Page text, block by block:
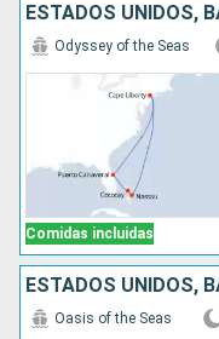
ESTADOS UNIDOS,
Comidas incluidas
Odyssey of the Seas
ESTADOS UNIDOS,
Oasis of the Seas